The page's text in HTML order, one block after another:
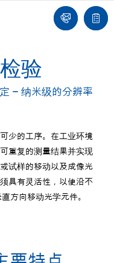
联
系
报
价
们
验
– 纳米级的分辨率
少的工序。在工业环境
重复的测量结果并实现
试样的移动以及成像光
具有灵活性，以便沿不
方向移动光学元件。